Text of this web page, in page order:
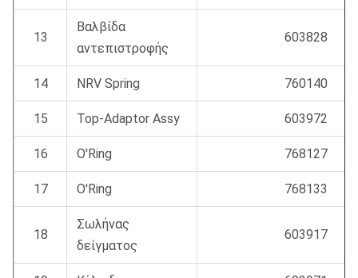
13
Βαλβίδα
αντεπιστροφής
603828
14 NRV Spring 760140
15 Top-Adaptor Assy 603972
16 O'Ring 768127
17 O'Ring 768133
18
Σωλήνας
δείγματος
603917